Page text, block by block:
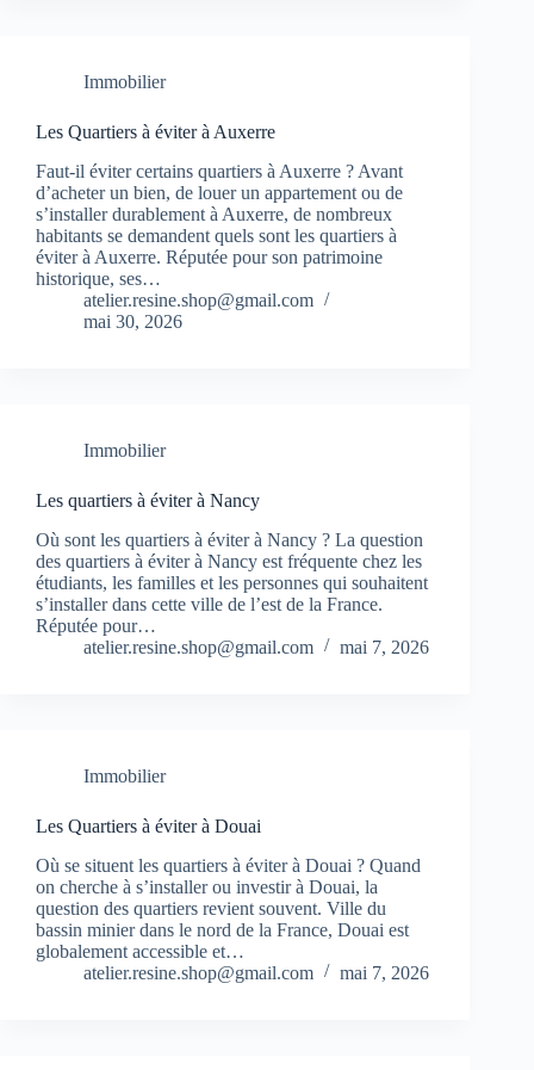
Immobilier
Les Quartiers à éviter à Auxerre
Faut-il éviter certains quartiers à Auxerre ? Avant
d’acheter un bien, de louer un appartement ou de
s’installer durablement à Auxerre, de nombreux
habitants se demandent quels sont les quartiers à
éviter à Auxerre. Réputée pour son patrimoine
historique, ses…
atelier.resine.shop@gmail.com
mai 30, 2026
Immobilier
Les quartiers à éviter à Nancy
Où sont les quartiers à éviter à Nancy ? La question
des quartiers à éviter à Nancy est fréquente chez les
étudiants, les familles et les personnes qui souhaitent
s’installer dans cette ville de l’est de la France.
Réputée pour…
atelier.resine.shop@gmail.com
mai 7, 2026
Immobilier
Les Quartiers à éviter à Douai
Où se situent les quartiers à éviter à Douai ? Quand
on cherche à s’installer ou investir à Douai, la
question des quartiers revient souvent. Ville du
bassin minier dans le nord de la France, Douai est
globalement accessible et…
atelier.resine.shop@gmail.com
mai 7, 2026